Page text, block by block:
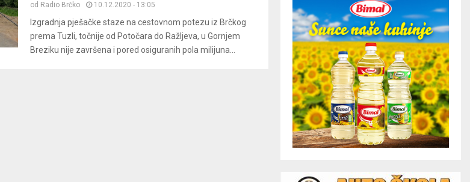
od Radio Brčko 10.12.2020 - 13:05
Izgradnja pješačke staze na cestovnom potezu iz Brčkog
prema Tuzli, točnije od Potočara do Ražljeva, u Gornjem
Breziku nije završena i pored osiguranih pola milijuna...